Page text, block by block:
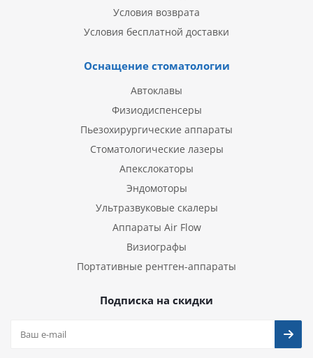
Условия возврата
Условия бесплатной доставки
Оснащение стоматологии
Автоклавы
Физиодиспенсеры
Пьезохирургические аппараты
Стоматологические лазеры
Апекслокаторы
Эндомоторы
Ультразвуковые скалеры
Аппараты Air Flow
Визиографы
Портативные рентген-аппараты
Подписка на скидки